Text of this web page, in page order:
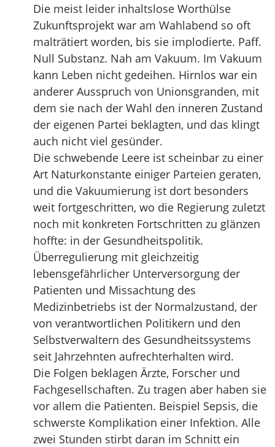
Die meist leider inhaltslose Worthülse
Zukunftsprojekt war am Wahlabend so oft
malträtiert worden, bis sie implodierte. Paff.
Null Substanz. Nah am Vakuum. Im Vakuum
kann Leben nicht gedeihen. Hirnlos war ein
anderer Ausspruch von Unionsgranden, mit
dem sie nach der Wahl den inneren Zustand
der eigenen Partei beklagten, und das klingt
auch nicht viel gesünder.
Die schwebende Leere ist scheinbar zu einer
Art Naturkonstante einiger Parteien geraten,
und die Vakuumierung ist dort besonders
weit fortgeschritten, wo die Regierung zuletzt
noch mit konkreten Fortschritten zu glänzen
hoffte: in der Gesundheitspolitik.
Überregulierung mit gleichzeitig
lebensgefährlicher Unterversorgung der
Patienten und Missachtung des
Medizinbetriebs ist der Normalzustand, der
von verantwortlichen Politikern und den
Selbstverwaltern des Gesundheitssystems
seit Jahrzehnten aufrechterhalten wird.
Die Folgen beklagen Ärzte, Forscher und
Fachgesellschaften. Zu tragen aber haben sie
vor allem die Patienten. Beispiel Sepsis, die
schwerste Komplikation einer Infektion. Alle
zwei Stunden stirbt daran im Schnitt ein